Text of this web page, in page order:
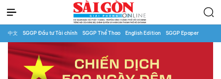
中文 SGGP Đầu tư Tài chính SGGP Thể Thao English Edition SGGP Epaper